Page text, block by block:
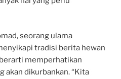
seorang ulama
tradisi berita hewan
memperhatikan
akan dikurbankan. “Kita